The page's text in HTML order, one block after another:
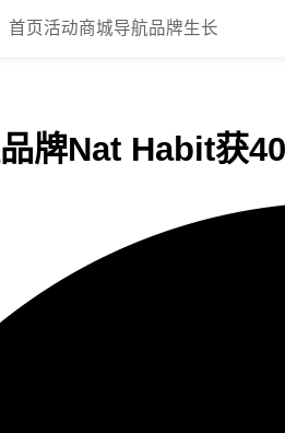
首页 活动商城导航品牌生长
牌Nat Habit获